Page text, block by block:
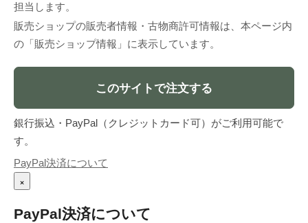
担当します。
販売ショップの販売者情報・古物商許可情報は、本ページ内
の「販売ショップ情報」に表示しています。
このサイトで注文する
銀行振込・PayPal（クレジットカード可）がご利用可能で
す。
PayPal決済について
×
PayPal決済について